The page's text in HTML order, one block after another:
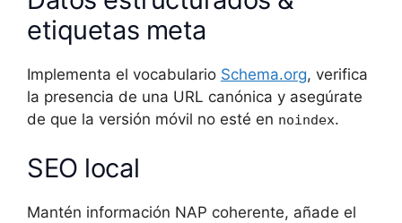
etiquetas meta
Implementa el vocabulario Schema.org, verifica
la presencia de una URL canónica y asegúrate
de que la versión móvil no esté en noindex.
SEO local
Mantén información NAP coherente, añade el